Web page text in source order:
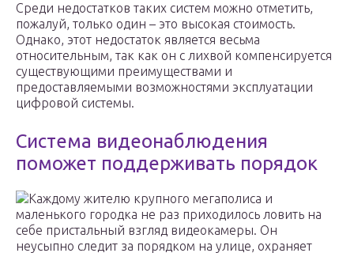
Среди недостатков таких систем можно отметить,
пожалуй, только один – это высокая стоимость.
Однако, этот недостаток является весьма
относительным, так как он с лихвой компенсируется
существующими преимуществами и
предоставляемыми возможностями эксплуатации
цифровой системы.
Система видеонаблюдения
поможет поддерживать порядок
Каждому жителю крупного мегаполиса и
маленького городка не раз приходилось ловить на
себе пристальный взгляд видеокамеры. Он
неусыпно следит за порядком на улице, охраняет